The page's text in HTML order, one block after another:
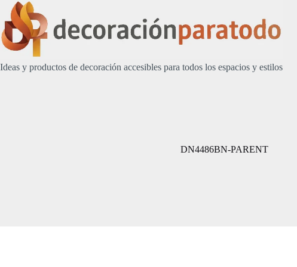
Saltar
contenido
Ideas y productos de decoración accesibles para todos los espacios y estilos
DN4486BN-PARENT